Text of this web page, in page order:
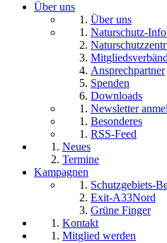
Über uns
Über uns
Naturschutz-
Ansprechpartner
Spenden
Downloads
Newsletter
Besonderes
RSS-Feed
Neues
Termine
Kampagnen
Schutzgebiets-
Exit-A33Nord
Grüne Finger
Kontakt
Mitglied werden